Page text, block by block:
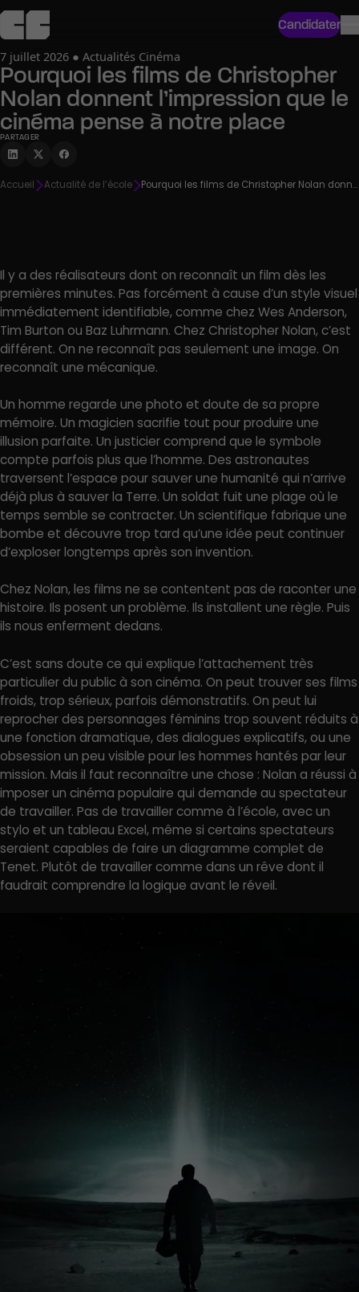
Candidater
7 juillet 2026 ● Actualités Cinéma
Pourquoi les films de Christopher
Nolan donnent l’impression que le
cinéma pense à notre place
PARTAGER
Accueil Actualité de l’école Pourquoi les films de Christopher Nolan donnent l’impression que le cinéma pense à notre place
Il y a des réalisateurs dont on reconnaît un film dès les
premières minutes. Pas forcément à cause d’un style visuel
immédiatement identifiable, comme chez Wes Anderson,
Tim Burton ou Baz Luhrmann. Chez Christopher Nolan, c’est
différent. On ne reconnaît pas seulement une image. On
reconnaît une mécanique.
Un homme regarde une photo et doute de sa propre
mémoire. Un magicien sacrifie tout pour produire une
illusion parfaite. Un justicier comprend que le symbole
compte parfois plus que l’homme. Des astronautes
traversent l’espace pour sauver une humanité qui n’arrive
déjà plus à sauver la Terre. Un soldat fuit une plage où le
temps semble se contracter. Un scientifique fabrique une
bombe et découvre trop tard qu’une idée peut continuer
d’exploser longtemps après son invention.
Chez Nolan, les films ne se contentent pas de raconter une
histoire. Ils posent un problème. Ils installent une règle. Puis
ils nous enferment dedans.
C’est sans doute ce qui explique l’attachement très
particulier du public à son cinéma. On peut trouver ses films
froids, trop sérieux, parfois démonstratifs. On peut lui
reprocher des personnages féminins trop souvent réduits à
une fonction dramatique, des dialogues explicatifs, ou une
obsession un peu visible pour les hommes hantés par leur
mission. Mais il faut reconnaître une chose : Nolan a réussi à
imposer un cinéma populaire qui demande au spectateur
de travailler. Pas de travailler comme à l’école, avec un
stylo et un tableau Excel, même si certains spectateurs
seraient capables de faire un diagramme complet de
Tenet. Plutôt de travailler comme dans un rêve dont il
faudrait comprendre la logique avant le réveil.